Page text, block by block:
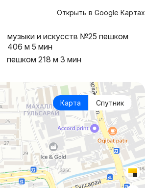
Открыть в Google Картах
музыки и искусств №25 пешком
406 м 5 мин
пешком 218 м 3 мин
Карта Спутник